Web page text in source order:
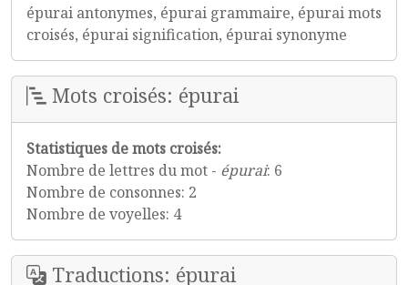
épurai antonymes, épurai grammaire, épurai mots
croisés, épurai signification, épurai synonyme
Mots croisés: épurai
Statistiques de mots croisés:
Nombre de lettres du mot - épurai: 6
Nombre de consonnes: 2
Nombre de voyelles: 4
Traductions: épurai